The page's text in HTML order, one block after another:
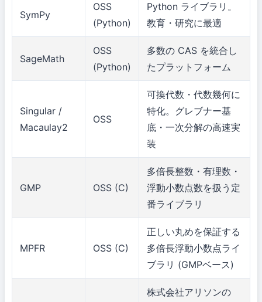
SymPy
OSS
(Python)
Python ライブラリ。
教育・研究に最適
SageMath
OSS
(Python)
多数の CAS を統合し
たプラットフォーム
Singular /
Macaulay2
OSS
可換代数・代数幾何に
特化。グレブナー基
底・一次分解の高速実
装
GMP OSS (C)
多倍長整数・有理数・
浮動小数点数を扱う定
番ライブラリ
MPFR OSS (C)
正しい丸めを保証する
多倍長浮動小数点ライ
ブラリ (GMPベース)
株式会社アリソンの